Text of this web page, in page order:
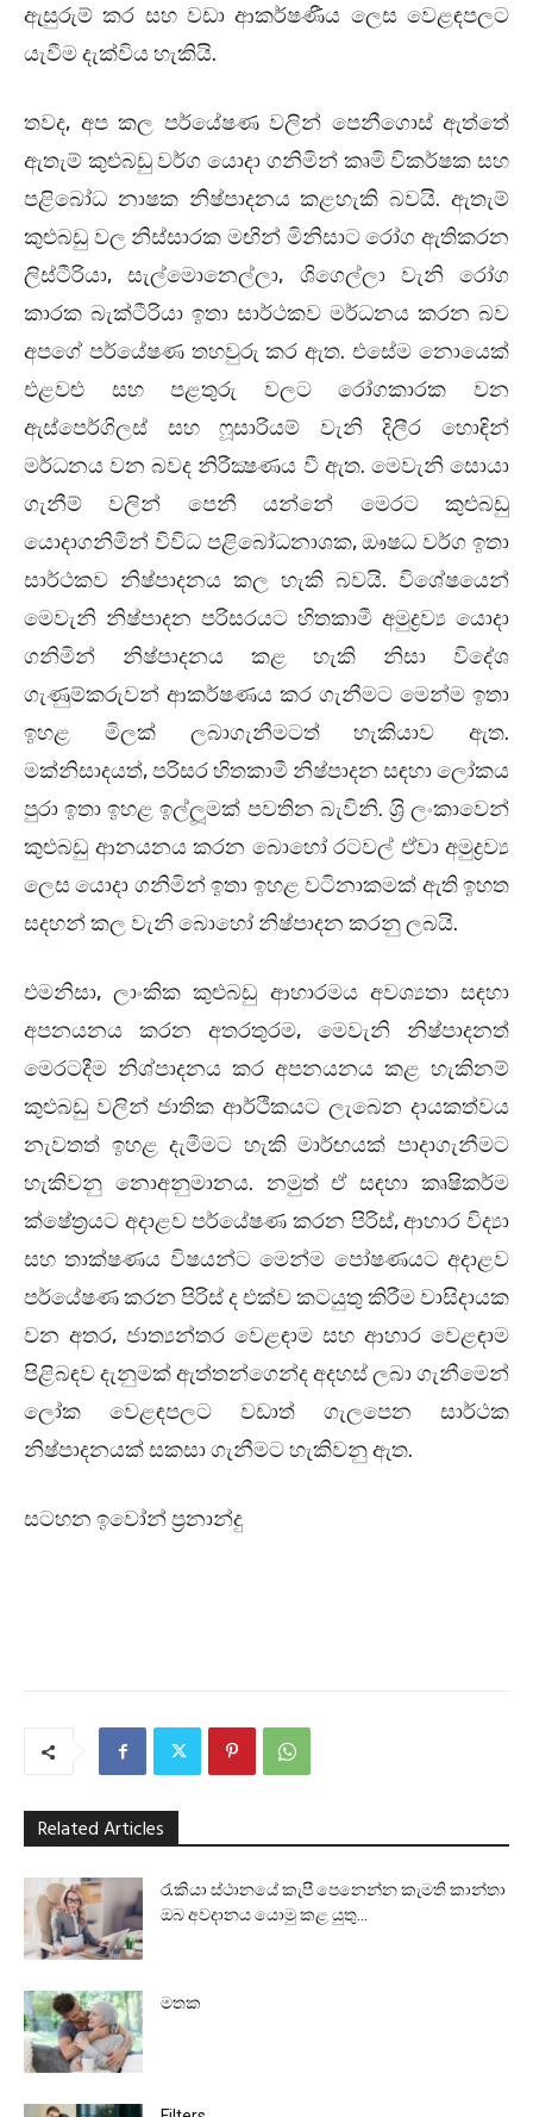
ඇසුරුම් කර සහ වඩා ආකර්ෂණීය ලෙස වෙළඳපලට
යැවීම දැක්විය හැකියි.
තවද, අප කල පර්යේෂණ වලින් පෙනීගොස් ඇත්තේ
ඇතැම් කුළුබඩු වර්ග යොදා ගනිමින් කෘමි විකර්ෂක සහ
පළිබෝධ නාෂක නිෂ්පාදනය කළහැකි බවයි. ඇතැම්
කුළුබඩු වල නිස්සාරක මඟින් මිනිසාට රෝග ඇතිකරන
ලිස්ටීරියා, සැල්මොනෙල්ලා, ශිගෙල්ලා වැනි රෝග
කාරක බැක්ටීරියා ඉතා සාර්ථකව මර්ධනය කරන බව
අපගේ පර්යේෂණ තහවුරු කර ඇත. එසේම නොයෙක්
එළවළු සහ පළතුරු වලට රෝගකාරක වන
ඇස්පෙර්ගිලස් සහ ෆූසාරියම් වැනි දිලීර හොඳින්
මර්ධනය වන බවද නිරීක්‍ෂණය වී ඇත. මෙවැනි සොයා
ගැනීම් වලින් පෙනී යන්නේ මෙරට කුළුබඩු
යොදාගනිමින් විවිධ පළිබෝධනාශක, ඖෂධ වර්ග ඉතා
සාර්ථකව නිෂ්පාදනය කල හැකි බවයි. විශේෂයෙන්
මෙවැනි නිෂ්පාදන පරිසරයට හිතකාමී අමුද්‍රව්‍ය යොදා
ගනිමින් නිෂ්පාදනය කළ හැකි නිසා විදේශ
ගැණුම්කරුවන් ආකර්ෂණය කර ගැනීමට මෙන්ම ඉතා
ඉහළ මිලක් ලබාගැනීමටත් හැකියාව ඇත.
මක්නිසාදයත්, පරිසර හිතකාමී නිෂ්පාදන සඳහා ලෝකය
පුරා ඉතා ඉහළ ඉල්ලූමක් පවතින බැවිනි. ශ‍්‍රි ලංකාවෙන්
කුළුබඩු ආනයනය කරන බොහෝ රටවල් ඒවා අමුද්‍රව්‍ය
ලෙස යොදා ගනිමින් ඉතා ඉහළ වටිනාකමක් ඇති ඉහත
සදහන් කල වැනි බොහෝ නිෂ්පාදන කරනු ලබයි.
එමනිසා, ලාංකික කුළුබඩු ආහාරමය අවශ්‍යතා සඳහා
අපනයනය කරන අතරතුරම, මෙවැනි නිෂ්පාදනත්
මෙරටදීම නිශ්පාදනය කර අපනයනය කළ හැකිනම්
කුළුබඩු වලින් ජාතික ආර්ථිකයට ලැබෙන දායකත්වය
නැවතත් ඉහළ දැමීමට හැකි මාර්ඟයක් පාදාගැනීමට
හැකිවනු නොඅනුමානය. නමුත් ඒ සඳහා කෘෂිකර්ම
ක්ෂේත‍්‍රයට අදාළව පර්යේෂණ කරන පිරිස්, ආහාර විද්‍යා
සහ තාක්ෂණය විෂයන්ට මෙන්ම පෝෂණයට අදාළව
පර්යේෂණ කරන පිරිස් ද එක්ව කටයුතු කිරීම වාසිදායක
වන අතර, ජාත්‍යන්තර වෙළඳාම සහ ආහාර වෙළඳාම
පිළිබඳව දැනුමක් ඇත්තන්ගෙන්ද අදහස් ලබා ගැනීමෙන්
ලෝක වෙළඳපලට වඩාත් ගැලපෙන සාර්ථක
නිෂ්පාදනයක් සකසා ගැනීමට හැකිවනු ඇත.
සටහන ඉවෝන් ප‍්‍රනාන්දු
Related Articles
රැකියා ස්ථානයේ කැපී පෙනෙන්න කැමති කාන්තා
ඔබ අවදානය යොමු කළ යුතු...
මතක